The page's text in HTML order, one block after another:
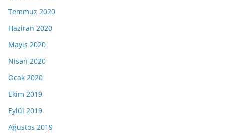
Temmuz 2020
Haziran 2020
Mayıs 2020
Nisan 2020
Ocak 2020
Ekim 2019
Eylül 2019
Ağustos 2019